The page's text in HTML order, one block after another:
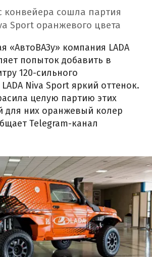
конвейера сошла партия
Sport оранжевого цвета
«АвтоВАЗу» компания LADA
попыток добавить в
120-сильного
Niva Sport яркий оттенок.
целую партию этих
них оранжевый колер
Telegram-канал